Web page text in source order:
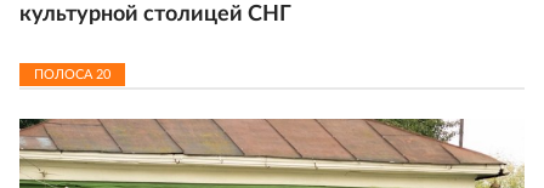
культурной столицей СНГ
ПОЛОСА 20